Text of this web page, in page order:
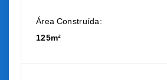
Área Construída:
125m²